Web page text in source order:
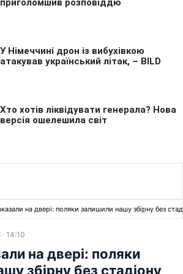
на двері: поляки залишили нашу збірну без
14:10
на двері: поляки
збірну без стадіону